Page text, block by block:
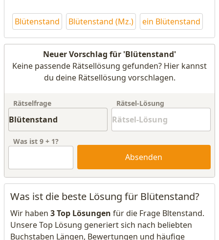
Blütenstand Blütenstand (Mz.) ein Blütenstand
Neuer Vorschlag für 'Blütenstand'
Keine passende Rätsellösung gefunden? Hier kannst
du deine Rätsellösung vorschlagen.
Rätselfrage Rätsel-Lösung
Was ist 9 + 1?
Absenden
Was ist die beste Lösung für Blütenstand?
Wir haben 3 Top Lösungen für die Frage Bltenstand.
Unsere Top Lösung generiert sich nach beliebten
Buchstaben Längen, Bewertungen und häufige